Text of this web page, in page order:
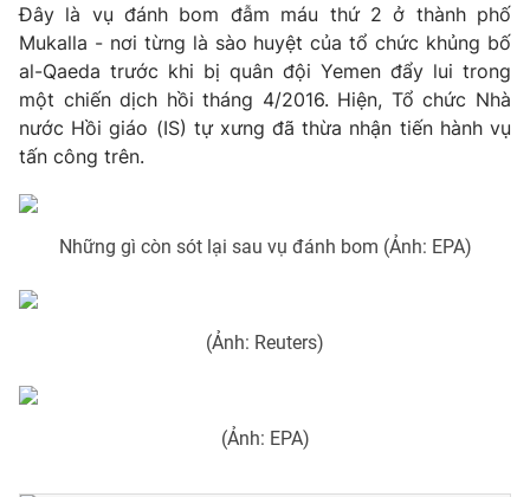
Phim VTV
Hậu trường
Nhân vật
Khán giả
Giải trí
Điện ảnh
Âm nhạc
Sao
Đời sống
Du lịch
Làm đẹp
Chất lượng cuộc sống
Giáo dục
Tuyển sinh
Học trực tuyến
Công nghệ
Hitech Công nghệ tương lai
Thị trường
Lịch phát sóng
Đây là vụ đánh bom đẫm máu thứ 2 ở thành phố
Mukalla - nơi từng là sào huyệt của tổ chức khủng bố
al-Qaeda trước khi bị quân đội Yemen đẩy lui trong
một chiến dịch hồi tháng 4/2016. Hiện, Tổ chức Nhà
nước Hồi giáo (IS) tự xưng đã thừa nhận tiến hành vụ
tấn công trên.
Những gì còn sót lại sau vụ đánh bom (Ảnh: EPA)
(Ảnh: Reuters)
(Ảnh: EPA)